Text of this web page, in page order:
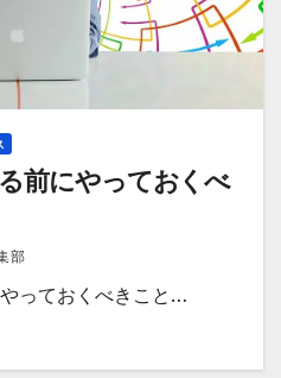
前にやっておくべ
部
っておくべきこと…